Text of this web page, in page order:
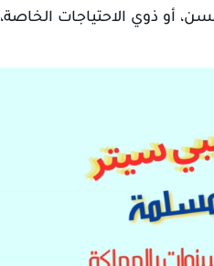
أو ذوي الاحتياجات الخاصة،